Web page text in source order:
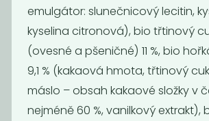
emulgátor: slunečnicový lecitin,
kyselina citronová), bio třtinový
(ovesné a pšeničné) 11 %, bio
9,1 % (kakaová hmota, třtinový
máslo – obsah kakaové složky v
nejméně 60 %, vanilkový extrakt),